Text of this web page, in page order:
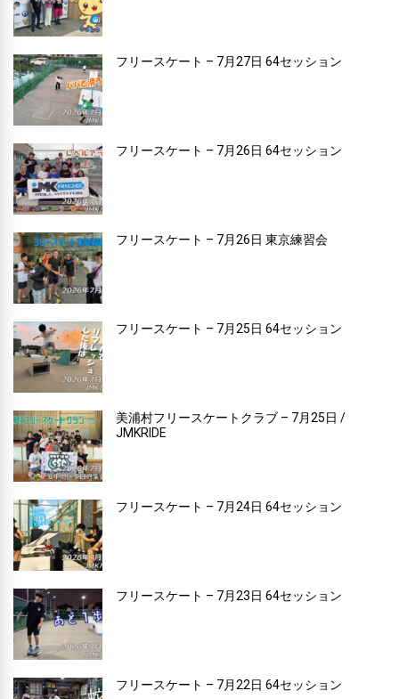
フリースケート – 7月27日 64セッション
フリースケート – 7月26日 64セッション
フリースケート – 7月26日 東京練習会
フリースケート – 7月25日 64セッション
美浦村フリースケートクラブ – 7月25日 /
JMKRIDE
フリースケート – 7月24日 64セッション
フリースケート – 7月23日 64セッション
フリースケート – 7月22日 64セッション